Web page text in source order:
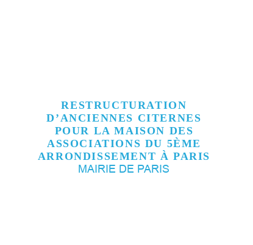
RESTRUCTURATION
D’ANCIENNES CITERNES
POUR LA MAISON DES
ASSOCIATIONS DU 5ÈME
ARRONDISSEMENT À PARIS
MAIRIE DE PARIS